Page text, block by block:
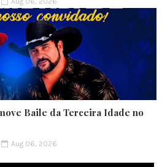
Baile da Terceira Idade no
Aug 06, 2026